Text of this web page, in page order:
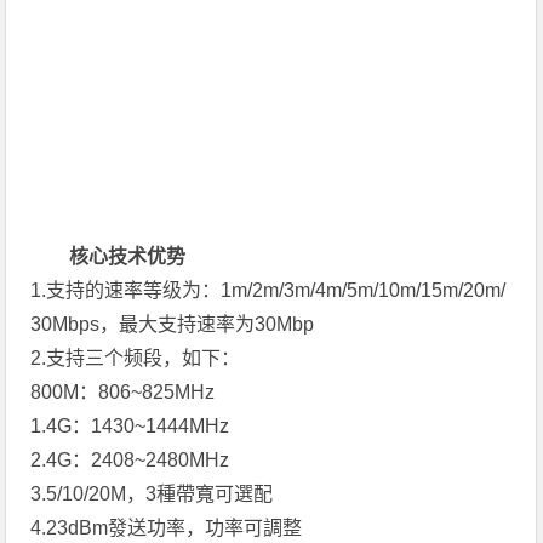
核心技术优势
1.支持的速率等级为：1m/2m/3m/4m/5m/10m/15m/20m/
30Mbps，最大支持速率为30Mbp
2.支持三个频段，如下：
800M：806~825MHz
1.4G：1430~1444MHz
2.4G：2408~2480MHz
3.5/10/20M，3種帶寬可選配
4.23dBm發送功率，功率可調整